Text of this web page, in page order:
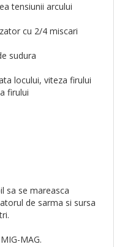
tensiunii arcului
cu 2/4 miscari
sudura
locului, viteza firului
firului
sa se mareasca
de sarma si sursa
MAG.